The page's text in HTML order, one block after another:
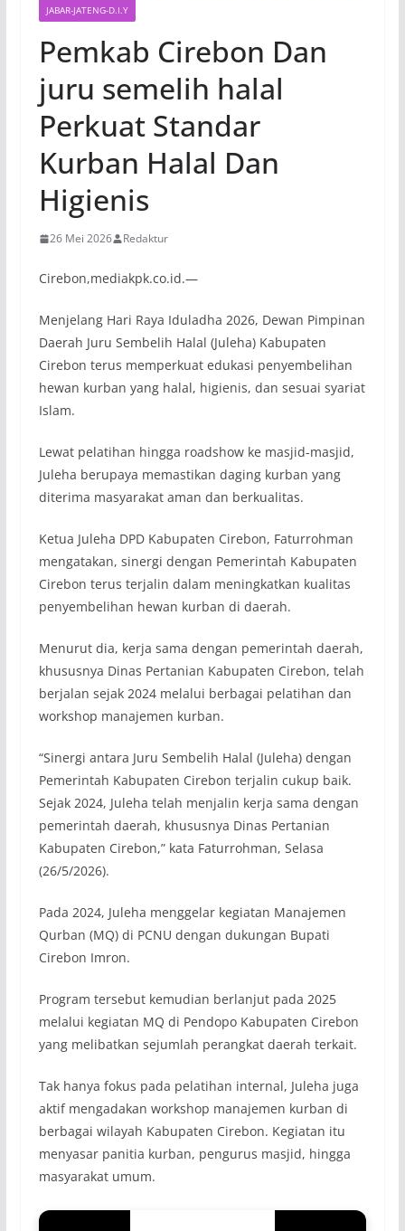
JABAR-JATENG-D.I.Y
Pemkab Cirebon Dan
juru semelih halal
Perkuat Standar
Kurban Halal Dan
Higienis
26 Mei 2026 Redaktur
Cirebon,mediakpk.co.id.—
Menjelang Hari Raya Iduladha 2026, Dewan Pimpinan
Daerah Juru Sembelih Halal (Juleha) Kabupaten
Cirebon terus memperkuat edukasi penyembelihan
hewan kurban yang halal, higienis, dan sesuai syariat
Islam.
Lewat pelatihan hingga roadshow ke masjid-masjid,
Juleha berupaya memastikan daging kurban yang
diterima masyarakat aman dan berkualitas.
Ketua Juleha DPD Kabupaten Cirebon, Faturrohman
mengatakan, sinergi dengan Pemerintah Kabupaten
Cirebon terus terjalin dalam meningkatkan kualitas
penyembelihan hewan kurban di daerah.
Menurut dia, kerja sama dengan pemerintah daerah,
khususnya Dinas Pertanian Kabupaten Cirebon, telah
berjalan sejak 2024 melalui berbagai pelatihan dan
workshop manajemen kurban.
“Sinergi antara Juru Sembelih Halal (Juleha) dengan
Pemerintah Kabupaten Cirebon terjalin cukup baik.
Sejak 2024, Juleha telah menjalin kerja sama dengan
pemerintah daerah, khususnya Dinas Pertanian
Kabupaten Cirebon,” kata Faturrohman, Selasa
(26/5/2026).
Pada 2024, Juleha menggelar kegiatan Manajemen
Qurban (MQ) di PCNU dengan dukungan Bupati
Cirebon Imron.
Program tersebut kemudian berlanjut pada 2025
melalui kegiatan MQ di Pendopo Kabupaten Cirebon
yang melibatkan sejumlah perangkat daerah terkait.
Tak hanya fokus pada pelatihan internal, Juleha juga
aktif mengadakan workshop manajemen kurban di
berbagai wilayah Kabupaten Cirebon. Kegiatan itu
menyasar panitia kurban, pengurus masjid, hingga
masyarakat umum.